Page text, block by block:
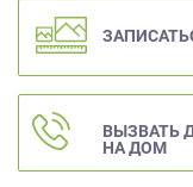
ВЫЗВАТЬ
НА ДОМ